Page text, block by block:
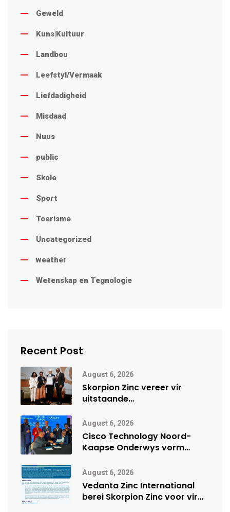
Geweld
Kuns|Kultuur
Landbou
Leefstyl/Vermaak
Liefdadigheid
Misdaad
Nuus
public
Skole
Sport
Toerisme
Uncategorized
weather
Wetenskap en Tegnologie
Recent Post
August 6, 2026
Skorpion Zinc vereer vir
uitstaande
Namibië Mynbou Ekspo
August 6, 2026
Cisco Technology Noord-
Kaapse Onderwys vorm
vennootskap
August 6, 2026
Vedanta Zinc International
berei Skorpion Zinc voor vir